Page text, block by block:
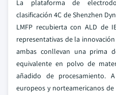
La plataforma de
clasificación 4C de Shenzhen
LMFP recubierta con ALD de
representativas de la
ambas conllevan una prima
equivalente en polvo de
añadido de procesamiento.
europeos y norteamericanos